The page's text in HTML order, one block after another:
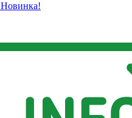
Новинка!